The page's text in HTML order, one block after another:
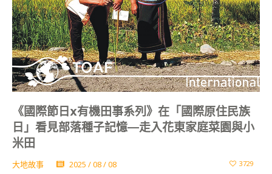
《國際節日x有機田事系列》在「國際原住民族
日」看見部落種子記憶—走入花東家庭菜園與小
米田
大地故事 2025 / 08 / 08 3729